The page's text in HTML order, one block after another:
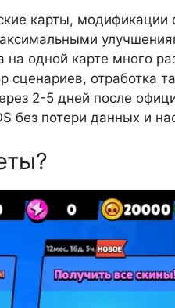
карты, модификации
на одной карте много
сценариев, отработка
2-5 дней после
без потери данных и